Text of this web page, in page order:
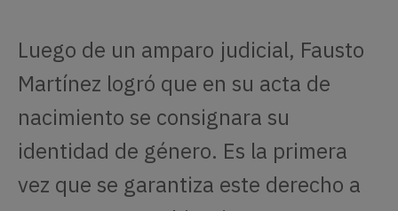
ESCUELA
NOSOTRES
Luego de un amparo judicial, Fausto
Martínez logró que en su acta de
nacimiento se consignara su
identidad de género. Es la primera
vez que se garantiza este derecho a